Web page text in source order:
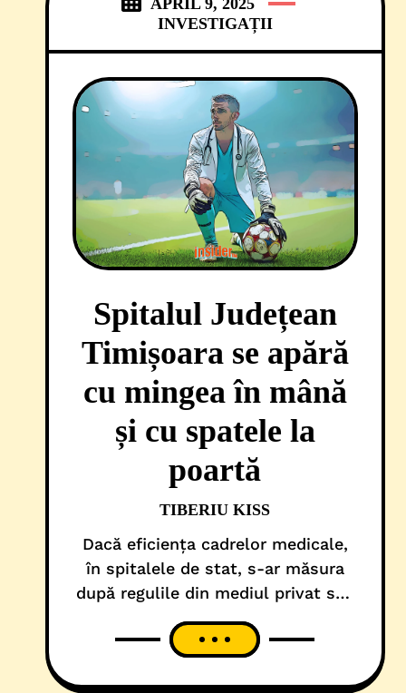
APRIL 9, 2025
INVESTIGAȚII
Spitalul Județean
Timișoara se apără
cu mingea în mână
și cu spatele la
poartă
TIBERIU KISS
Dacă eficiența cadrelor medicale,
în spitalele de stat, s-ar măsura
după regulile din mediul privat sau
ale unui campionat de fotbal
civilizat, atunci o grămadă de